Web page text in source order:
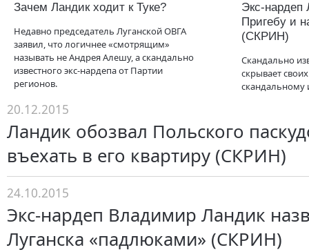
Зачем Ландик ходит к Туке?
Недавно председатель Луганской ОВГА
заявил, что логичнее «смотрящим»
называть не Андрея Алешу, а скандально
известного экс-нардепа от Партии
регионов.
Экс-нардеп
Пригебу и
(СКРИН)
Скандально
скрывает
скандальному
20.12.2015
Ландик обозвал Польского
въехать в его квартиру (СКРИН)
24.10.2015
Экс-нардеп Владимир Ландик
Луганска «падлюками» (СКРИН)